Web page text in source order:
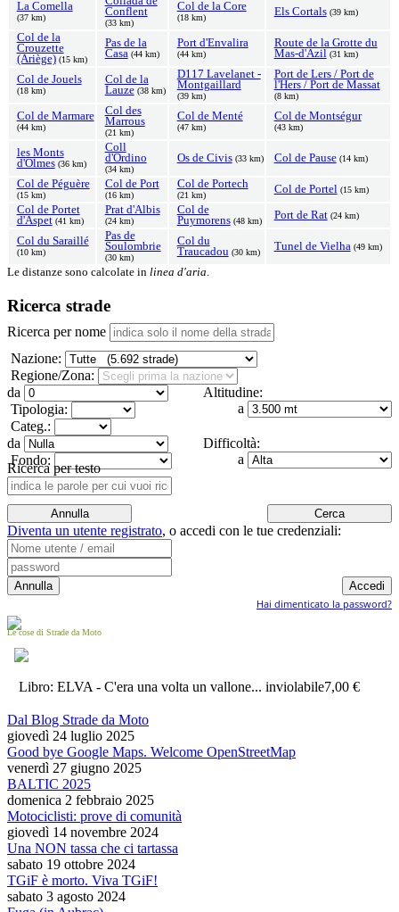
La Comella
(37 km)
Conflent
(33 km)
Col de la Core
(18 km) Els Cortals (39 km)
Col de la
Crouzette
(Ariège) (15 km)
Pas de la
Casa (44 km)
Port d'Envalira
(44 km)
Route de la Grotte du
Mas-d'Azil (31 km)
Col de Jouels
(18 km)
Col de la
Lauze (38 km)
D117 Lavelanet -
Montgaillard
(39 km)
Port de Lers / Port de
l'Hers / Port de Massat
(8 km)
Col de Marmare
(44 km)
Col des
Marrous
(21 km)
Col de Menté
(47 km)
Col de Montségur
(43 km)
les Monts
d'Olmes (36 km)
Coll
d'Ordino
(34 km)
Os de Civis (33 km) Col de Pause (14 km)
Col de Péguère
(15 km)
Col de Port
(16 km)
Col de Portech
(21 km) Col de Portel (15 km)
Col de Portet
d'Aspet (41 km)
Prat d'Albis
(24 km)
Col de
Puymorens (48 km) Port de Rat (24 km)
Col du Saraillé
(10 km)
Pas de
Soulombrie
(30 km)
Col du
Traucadou (30 km) Tunel de Vielha (49 km)
Le distanze sono calcolate in linea d'aria.
Ricerca strade
Ricerca per nome
Nazione:
Regione/Zona:
Altitudine:
da
a
Tipologia:
Categ.:
Difficoltà:
da
a
Fondo:
Ricerca per testo
Diventa un utente registrato, o accedi con le tue credenziali:
Hai dimenticato la password?
Le cose di Strade da Moto
Libro: ELVA - C'era una volta un vallone... inviolabile7,00 €
Dal Blog Strade da Moto
giovedì 24 luglio 2025
Good bye Google Maps. Welcome OpenStreetMap
venerdì 27 giugno 2025
BALTIC 2025
domenica 2 febbraio 2025
Motociclisti: prove di comunità
giovedì 14 novembre 2024
Una NON tassa che ci tartassa
sabato 19 ottobre 2024
TGiF è morto. Viva TGiF!
sabato 3 agosto 2024